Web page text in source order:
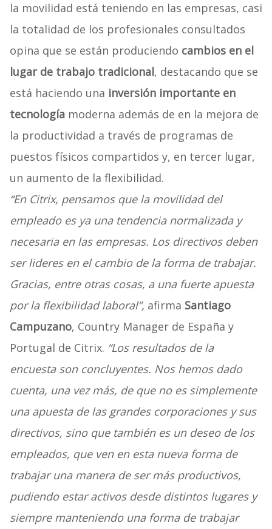
la movilidad está teniendo en las empresas, casi
la totalidad de los profesionales consultados
opina que se están produciendo cambios en el
lugar de trabajo tradicional, destacando que se
está haciendo una inversión importante en
tecnologíamoderna además de en la mejora de
la productividad a través de programas de
puestos físicos compartidos y, en tercer lugar,
un aumento de la flexibilidad.
“En Citrix, pensamos que la movilidad del
empleado es ya una tendencia normalizada y
necesaria en las empresas. Los directivos deben
ser lideres en el cambio de la forma de trabajar.
Gracias, entre otras cosas, a una fuerte apuesta
por la flexibilidad laboral”, afirma Santiago
Campuzano, Country Manager de España y
Portugal de Citrix. “Los resultados de la
encuesta son concluyentes. Nos hemos dado
cuenta, una vez más, de que no es simplemente
una apuesta de las grandes corporaciones y sus
directivos, sino que también es un deseo de los
empleados, que ven en esta nueva forma de
trabajar una manera de ser más productivos,
pudiendo estar activos desde distintos lugares y
siempre manteniendo una forma de trabajar